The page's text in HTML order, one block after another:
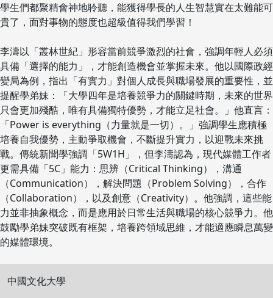
學生們都聚精會神地聆聽，能獲得學長的人生智慧實在太難能可
貴了，面對事物的態度也超級值得我們學習！
李濤以「叢林世紀」形容當前競爭激烈的社會，強調年輕人必須
具備「選擇的能力」，才能創造機會並掌握未來。他以國際政經
變局為例，指出「有實力」對個人成長與職場發展的重要性，並
提醒學弟妹：「大學四年是培養競爭力的關鍵時期，未來的世界
只會更加殘酷，唯有具備獨特優勢，才能立足社會。」他直言：
「Power is everything（力量就是一切）。」強調學生應積極
培養自我優勢，主動爭取機會，不斷提升實力，以迎戰未來挑
戰。傳統新聞學強調「5W1H」，但李濤認為，現代媒體工作者
更需具備「5C」能力：思辨（Critical Thinking），溝通
（Communication），解決問題（Problem Solving），合作
（Collaboration），以及創意（Creativity）。他強調，這些能
力並非抽象概念，而是應用於日常生活與職場的核心競爭力。他
鼓勵學弟妹突破既有框架，培養跨領域思維，才能適應瞬息萬變
的媒體環境。
中國文化大學